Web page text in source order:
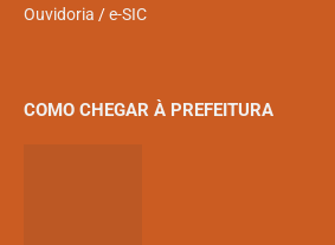
Ouvidoria /e-SIC
COMO CHEGAR À PREFEITURA